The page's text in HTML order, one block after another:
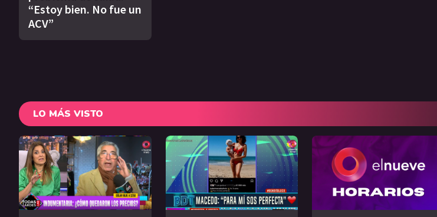
“Estoy bien. No fue un
ACV”
LO MÁS VISTO